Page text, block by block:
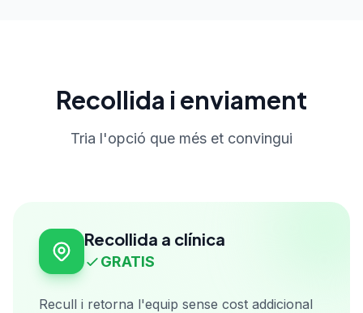
Recollida i enviament
Tria l'opció que més et convingui
Recollida a clínica
GRATIS
Recull i retorna l'equip sense cost addicional